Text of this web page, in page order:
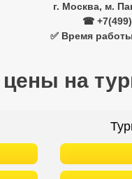
г. Москва, м.
☎
✅ Время
цены на